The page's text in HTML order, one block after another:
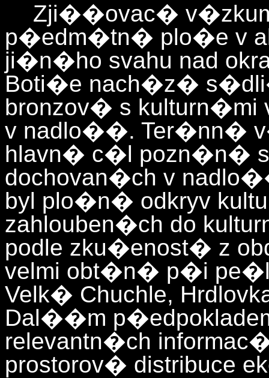
Zji��ovac�
p�edm�tn� plo�e v
ji�n�ho svahu nad
Boti�e nach�z�
bronzov� s kulturn�mi
v nadlo��. Ter�nn�
hlavn� c�l pozn�n�
dochovan�ch v
byl plo�n� odkryv
zahlouben�ch do
podle zku�enost� z
velmi obt�n� p�i
Velk� Chuchle,
Dal��m
relevantn�ch
prostorov� distribuce